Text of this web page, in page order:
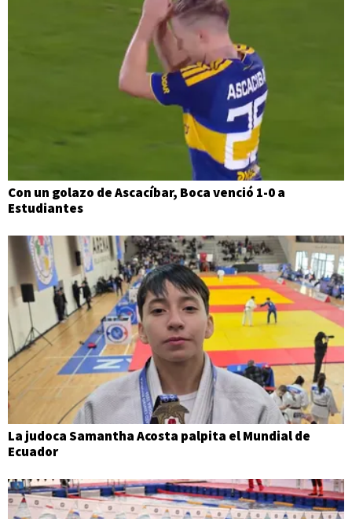
Con un golazo de Ascacíbar, Boca venció 1-0 a
Estudiantes
La judoca Samantha Acosta palpita el Mundial de
Ecuador